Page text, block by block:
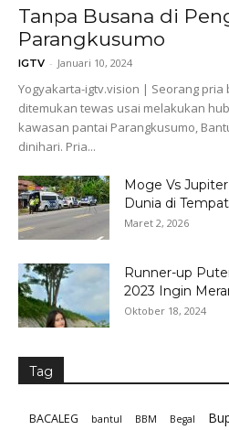
Tanpa Busana di
Parangkusumo
IGTV - Januari 10, 2024
Yogyakarta-igtv.vision | Seorang pria
ditemukan tewas usai melakukan
kawasan pantai Parangkusumo,
dinihari. Pria...
Moge Vs
Dunia di
Maret 2, 2026
Runner-up
2023 Ingin
Oktober 18, 2024
Tag
BACALEG bantul BBM Begal